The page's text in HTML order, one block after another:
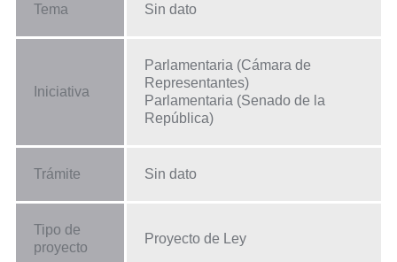
Tema Sin dato
Iniciativa
Parlamentaria (Cámara de
Representantes)
Parlamentaria (Senado de la
República)
Trámite Sin dato
Tipo de
proyecto
Proyecto de Ley